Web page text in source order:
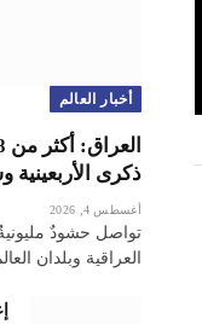
أخبار العالم
ذكرى
أغسطس 4, 2026
تواصل حشودٌ
العراقية وبلدان